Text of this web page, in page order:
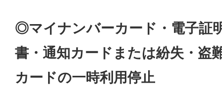
◎マイナンバーカード・電子証
書・通知カードまたは紛失・盗
カードの一時利用停止